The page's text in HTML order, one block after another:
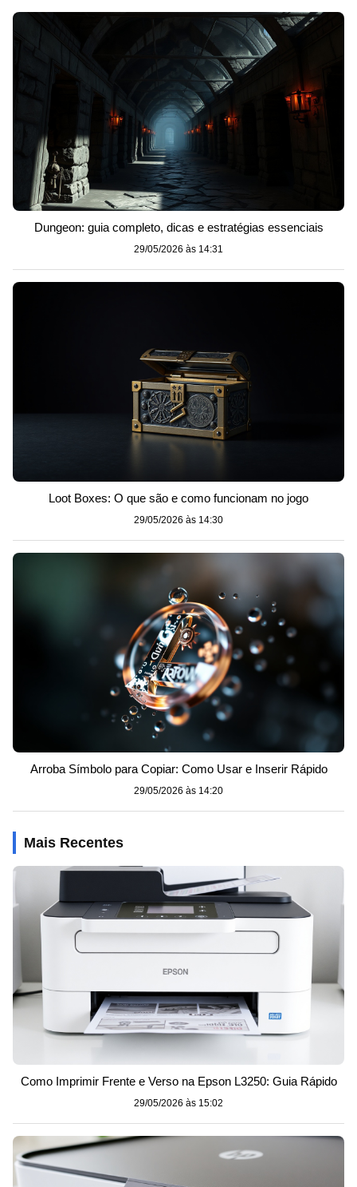
Dungeon: guia completo, dicas e estratégias essenciais
29/05/2026 às 14:31
Loot Boxes: O que são e como funcionam no jogo
29/05/2026 às 14:30
Arroba Símbolo para Copiar: Como Usar e Inserir Rápido
29/05/2026 às 14:20
Mais Recentes
Como Imprimir Frente e Verso na Epson L3250: Guia Rápido
29/05/2026 às 15:02